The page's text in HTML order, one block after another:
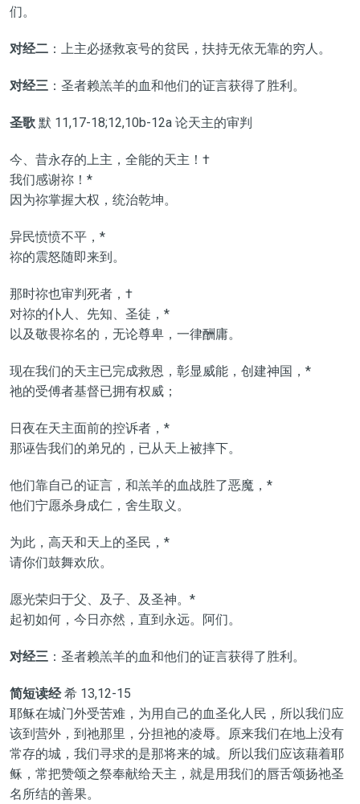
们。
对经二：上主必拯救哀号的贫民，扶持无依无靠的穷人。
对经三 ：圣者赖羔羊的血和他们的证言获得了胜利。
圣歌默 11,17-18;12,10b-12a 论天主的审判
今、昔永存的上主，全能的天主！†
我们感谢祢！*
因为祢掌握大权，统治乾坤。
异民愤愤不平，*
祢的震怒随即来到。
那时祢也审判死者，†
对祢的仆人、先知、圣徒，*
以及敬畏祢名的，无论尊卑，一律酬庸。
现在我们的天主已完成救恩，彰显威能，创建神国，*
祂的受傅者基督已拥有权威；
日夜在天主面前的控诉者，*
那诬告我们的弟兄的，已从天上被摔下。
他们靠自己的证言，和羔羊的血战胜了恶魔，*
他们宁愿杀身成仁，舍生取义。
为此，高天和天上的圣民，*
请你们鼓舞欢欣。
愿光荣归于父、及子、及圣神。*
起初如何，今日亦然，直到永远。阿们。
对经三 ：圣者赖羔羊的血和他们的证言获得了胜利。
简短读经希 13,12-15
耶稣在城门外受苦难，为用自己的血圣化人民，所以我们应
该到营外，到祂那里，分担祂的凌辱。原来我们在地上没有
常存的城，我们寻求的是那将来的城。所以我们应该藉着耶
稣，常把赞颂之祭奉献给天主，就是用我们的唇舌颂扬祂圣
名所结的善果。